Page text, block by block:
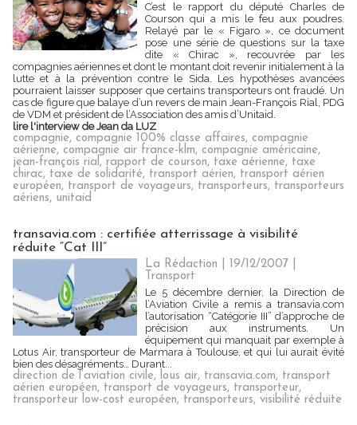
C’est le rapport du député Charles de
Courson qui a mis le feu aux poudres.
Relayé par le « Figaro », ce document
pose une série de questions sur la taxe
dite « Chirac », recouvrée par les
compagnies aériennes et dont le montant doit revenir initialement à la
lutte et à la prévention contre le Sida. Les hypothèses avancées
pourraient laisser supposer que certains transporteurs ont fraudé. Un
cas de figure que balaye d’un revers de main Jean-François Rial, PDG
de VDM et président de l’Association des amis d’Unitaid.
lire l'interview de Jean da LUZ
compagnie, compagnie 100% classe affaires, compagnie
aérienne, compagnie air france-klm, compagnie américaine,
jean-françois rial, rapport de courson, taxe aérienne, taxe
chirac, taxe de solidarité, transport aérien, transport aérien
européen, transport de voyageurs, transporteurs, transporteurs
aériens, unitaid
transavia.com : certifiée atterrissage à visibilité
réduite “Cat III”
La Rédaction | 19/12/2007
Transport
Le 5 décembre dernier, la Direction de
l’Aviation Civile a remis a transavia.com
l’autorisation “Catégorie III” d’approche de
précision aux instruments. Un
équipement qui manquait par exemple à
Lotus Air, transporteur de Marmara à Toulouse, et qui lui aurait évité
bien des désagréments… Durant...
direction de l’aviation civile, lous air, transavia.com, transport
aérien européen, transport de voyageurs, transporteur,
transporteur low-cost européen, transporteurs, visibilité réduite